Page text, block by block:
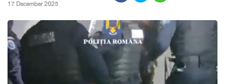
,17 December 2025